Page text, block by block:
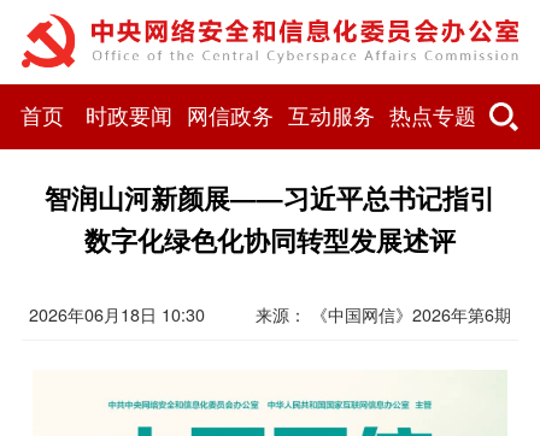
首页 时政要闻 网信政务 互动服务 热点专题
智润山河新颜展——习近平总书记指引
数字化绿色化协同转型发展述评
2026年06月18日 10:30 来源： 《中国网信》2026年第6期